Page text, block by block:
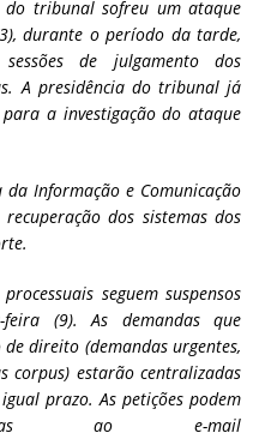
do tribunal sofreu um ataque
durante o período da tarde,
de julgamento dos
A presidência do tribunal já
a investigação do ataque
da Informação e Comunicação
dos sistemas dos
seguem suspensos
(9). As demandas que
direito (demandas urgentes,
corpus) estarão centralizadas
prazo. As petições podem
ao e-mail